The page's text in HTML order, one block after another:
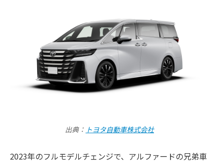
出典： トヨタ自動車株式会社
2023年のフルモデルチェンジで、アルファードの兄弟車